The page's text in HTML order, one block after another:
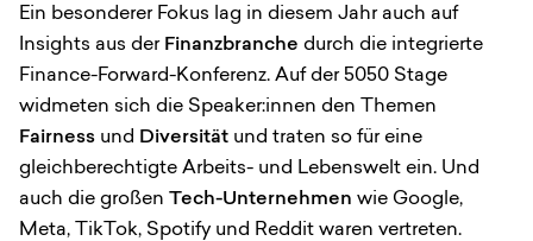
Ein besonderer Fokus lag in diesem Jahr auch auf
Insights aus der Finanzbranche durch die integrierte
Finance-Forward-Konferenz. Auf der 5050 Stage
widmeten sich die Speaker:innen den Themen
Fairness und Diversität und traten so für eine
gleichberechtigte Arbeits- und Lebenswelt ein. Und
auch die großen Tech-Unternehmen wie Google,
Meta, TikTok, Spotify und Reddit waren vertreten.